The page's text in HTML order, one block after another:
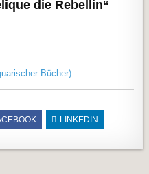
die Rebellin“
Bücher)
LINKEDIN